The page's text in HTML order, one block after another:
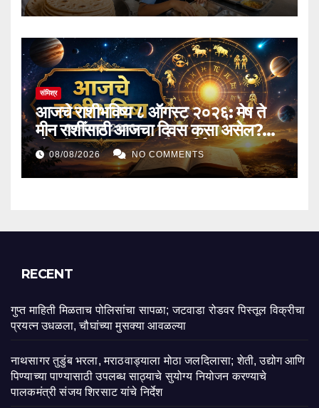
संमिश्र
आजचे राशीभविष्य ८ ऑगस्ट २०२६: मेष ते
मीन राशींसाठी आजचा दिवस कसा असेल?
नोकरी-व्यवसायात प्रगती, आर्थिक लाभ,
प्रेमसंबंध आणि कौटुंबिक जीवनाबाबत जाणून
घ्या तुमचे आजचे राशीभविष्य
08/08/2026 NO COMMENTS
RECENT
गुप्त माहिती मिळताच पोलिसांचा सापळा; जटवाडा रोडवर पिस्तूल विक्रीचा
प्रयत्न उधळला, चौघांच्या मुसक्या आवळल्या
नाथसागर तुडुंब भरला, मराठवाड्याला मोठा जलदिलासा; शेती, उद्योग आणि
पिण्याच्या पाण्यासाठी उपलब्ध साठ्याचे सुयोग्य नियोजन करण्याचे
पालकमंत्री संजय शिरसाट यांचे निर्देश